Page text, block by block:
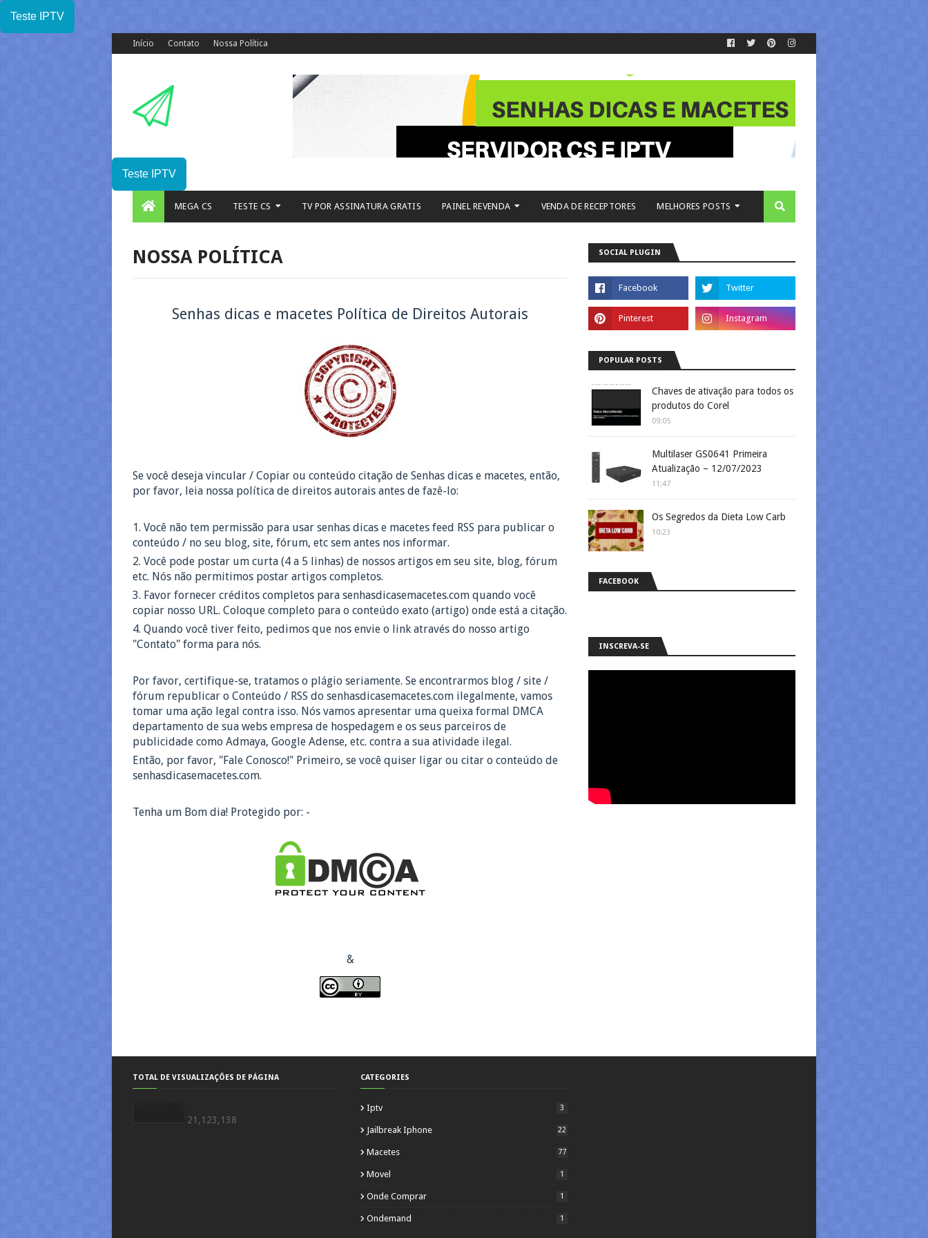
Teste IPTV
Início Contato Nossa Política
Teste IPTV
MEGA CS TESTE CS TV POR ASSINATURA GRATIS PAINEL REVENDA VENDA DE RECEPTORES MELHORES POSTS
NOSSA POLÍTICA
Senhas dicas e macetes Política de Direitos Autorais
Se você deseja vincular / Copiar ou conteúdo citação de Senhas dicas e macetes, então,
por favor, leia nossa política de direitos autorais antes de fazê-lo:
1. Você não tem permissão para usar senhas dicas e macetes feed RSS para publicar o
conteúdo / no seu blog, site, fórum, etc sem antes nos informar.
2. Você pode postar um curta (4 a 5 linhas) de nossos artigos em seu site, blog, fórum
etc. Nós não permitimos postar artigos completos.
3. Favor fornecer créditos completos para senhasdicasemacetes.com quando você
copiar nosso URL. Coloque completo para o conteúdo exato (artigo) onde está a citação.
4. Quando você tiver feito, pedimos que nos envie o link através do nosso artigo
"Contato" forma para nós.
Por favor, certifique-se, tratamos o plágio seriamente. Se encontrarmos blog / site /
fórum republicar o Conteúdo / RSS do senhasdicasemacetes.com ilegalmente, vamos
tomar uma ação legal contra isso. Nós vamos apresentar uma queixa formal DMCA
departamento de sua webs empresa de hospedagem e os seus parceiros de
publicidade como Admaya, Google Adense, etc. contra a sua atividade ilegal.
Então, por favor, "Fale Conosco!" Primeiro, se você quiser ligar ou citar o conteúdo de
senhasdicasemacetes.com.
Tenha um Bom dia! Protegido por: -
&
SOCIAL PLUGIN
POPULAR POSTS
Chaves de ativação para todos os
produtos do Corel
09:05
Multilaser GS0641 Primeira
Atualização – 12/07/2023
11:47
Os Segredos da Dieta Low Carb
10:23
FACEBOOK
INSCREVA-SE
TOTAL DE VISUALIZAÇÕES DE PÁGINA
21,123,138
CATEGORIES
Iptv 3
Jailbreak Iphone 22
Macetes 77
Movel 1
Onde Comprar 1
Ondemand 1